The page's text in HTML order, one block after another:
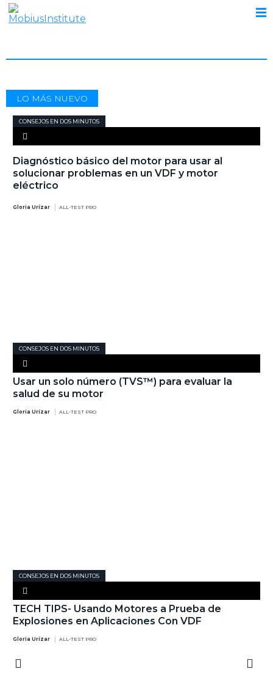
LO MÁS NUEVO
CONSEJOS EN DOS MINUTOS
Diagnóstico básico del motor para usar al
solucionar problemas en un VDF y motor
eléctrico
Gloria Urízar ALL-TEST PRO
CONSEJOS EN DOS MINUTOS
Usar un solo número (TVS™) para evaluar la
salud de su motor
Gloria Urízar ALL-TEST PRO
CONSEJOS EN DOS MINUTOS
TECH TIPS- Usando Motores a Prueba de
Explosiones en Aplicaciones Con VDF
Gloria Urízar ALL-TEST PRO